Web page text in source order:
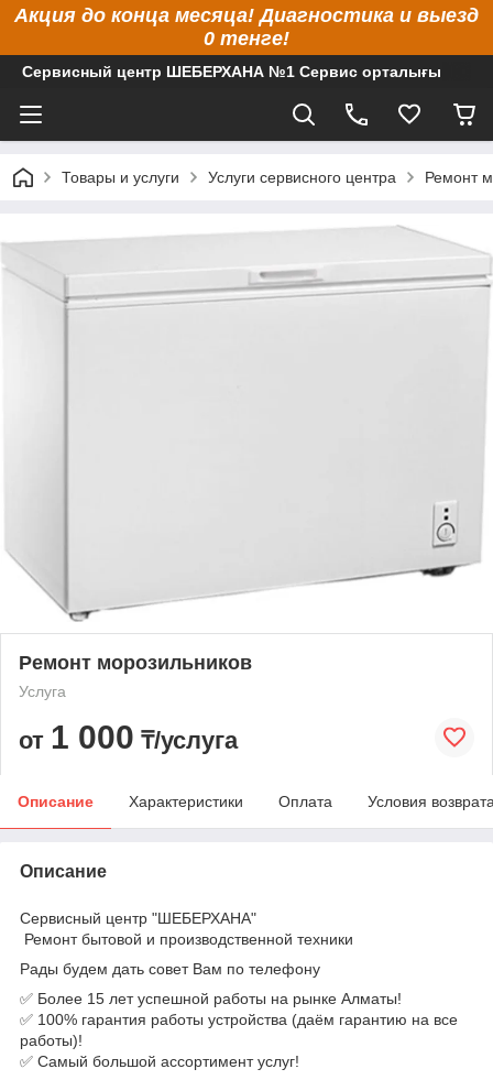
Акция до конца месяца! Диагностика и выезд
0 тенге!
Сервисный центр ШЕБЕРХАНА №1 Сервис орталығы
Товары и услуги Услуги сервисного центра Ремонт
Ремонт морозильников
Услуга
от 1 000 ₸/услуга
Описание Характеристики Оплата Условия
Описание
Сервисный центр "ШЕБЕРХАНА"
Ремонт бытовой и производственной техники
Рады будем дать совет Вам по телефону
✅ Более 15 лет успешной работы на рынке Алматы!
✅ 100% гарантия работы устройства (даём гарантию на все
работы)!
✅ Самый большой ассортимент услуг!